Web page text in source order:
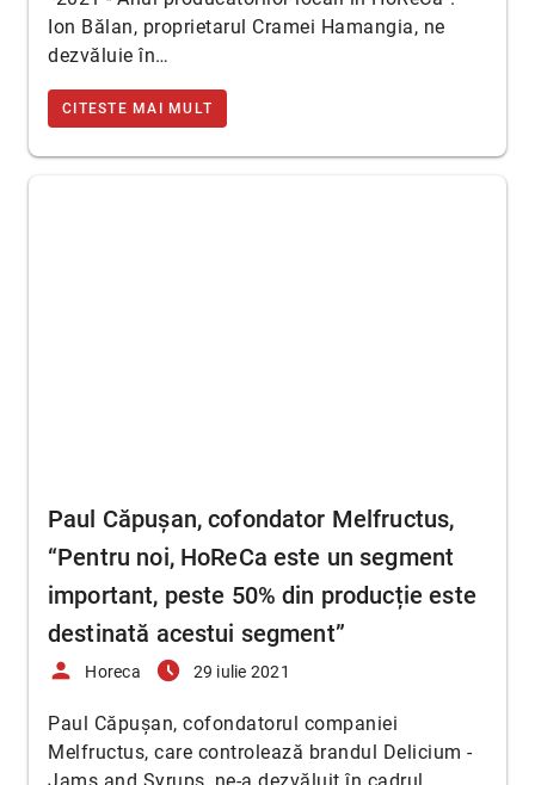
Ion Bălan, proprietarul Cramei Hamangia, ne
dezvăluie în…
CITESTE MAI MULT
Paul Căpușan, cofondator Melfructus,
“Pentru noi, HoReCa este un segment
important, peste 50% din producție este
destinată acestui segment”
person Horeca access_time_filled 29 iulie 2021
Paul Căpușan, cofondatorul companiei
Melfructus, care controlează brandul Delicium -